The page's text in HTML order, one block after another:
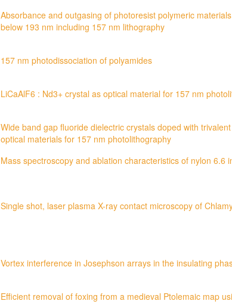
Absorbance and outgasing of photoresist polymeric
below 193 nm including 157 nm lithography
157 nm photodissociation of polyamides
LiCaAlF6 : Nd3+ crystal as optical material for 157 nm
Wide band gap fluoride dielectric crystals doped with
optical materials for 157 nm photolithography
Mass spectroscopy and ablation characteristics of nylon 6.6
Single shot, laser plasma X-ray contact microscopy of
Vortex interference in Josephson arrays in the insulating
Efficient removal of foxing from a medieval Ptolemaic map